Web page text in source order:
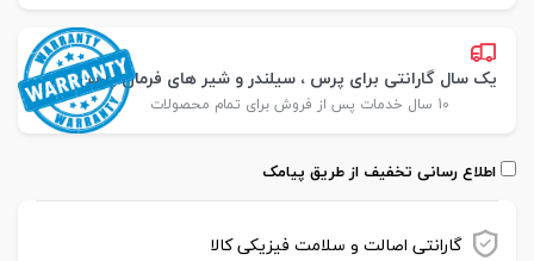
یک سال گارانتی برای پرس ، سیلندر و شیر های فرمان پارس
10 سال خدمات پس از فروش برای تمام محصولات
اطلاع رسانی تخفیف از طریق پیامک
گارانتی اصالت و سلامت فیزیکی کالا